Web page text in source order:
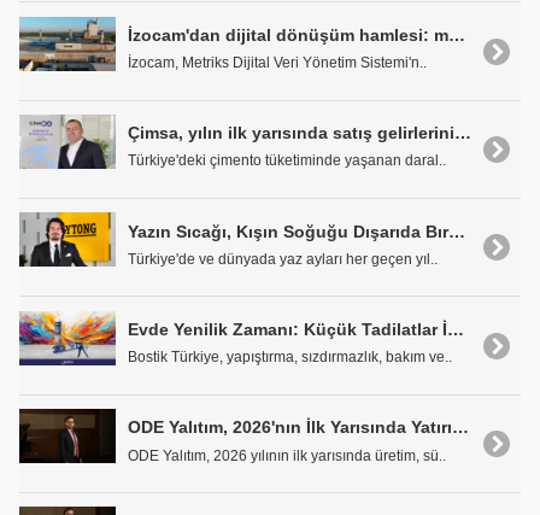
İzocam'dan dijital dönüşüm hamlesi: metriks sistemi ile akıllı üretim dönemi başladı
İzocam, Metriks Dijital Veri Yönetim Sistemi'n..
Çimsa, yılın ilk yarısında satış gelirlerini 25,4 milyar TL olarak gerçekleştirdi
Türkiye'deki çimento tüketiminde yaşanan daral..
Yazın Sıcağı, Kışın Soğuğu Dışarıda Bırakın
Türkiye'de ve dünyada yaz ayları her geçen yıl..
Evde Yenilik Zamanı: Küçük Tadilatlar İçin Pratik Bostik Çözümleri
Bostik Türkiye, yapıştırma, sızdırmazlık, bakım ve..
ODE Yalıtım, 2026'nın İlk Yarısında Yatırım, Sürdürülebilirlik ve Üretim Gücünü Artırdı
ODE Yalıtım, 2026 yılının ilk yarısında üretim, sü..